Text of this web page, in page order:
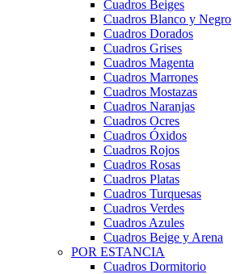
Cuadros Beiges
Cuadros Blanco y Negro
Cuadros Dorados
Cuadros Grises
Cuadros Magenta
Cuadros Marrones
Cuadros Mostazas
Cuadros Naranjas
Cuadros Ocres
Cuadros Óxidos
Cuadros Rojos
Cuadros Rosas
Cuadros Platas
Cuadros Turquesas
Cuadros Verdes
Cuadros Azules
Cuadros Beige y Arena
POR ESTANCIA
Cuadros Dormitorio